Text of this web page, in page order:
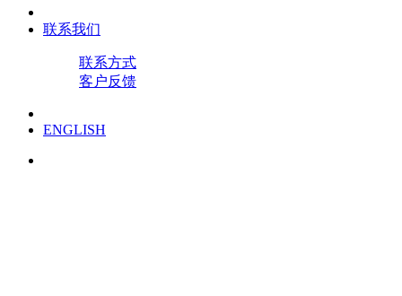
联系我们
联系方式
客户反馈
ENGLISH